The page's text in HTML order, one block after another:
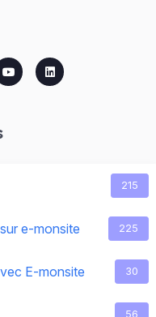
215
e-monsite 225
E-monsite 30
56